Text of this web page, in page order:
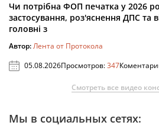
Чи потрібна ФОП печатка у 2026
застосування, роз'яснення ДПС та
головні з
Автор:Лента от Протокола
05.08.2026Просмотров:347
Смотреть все видео
Мы в социальных сетях: